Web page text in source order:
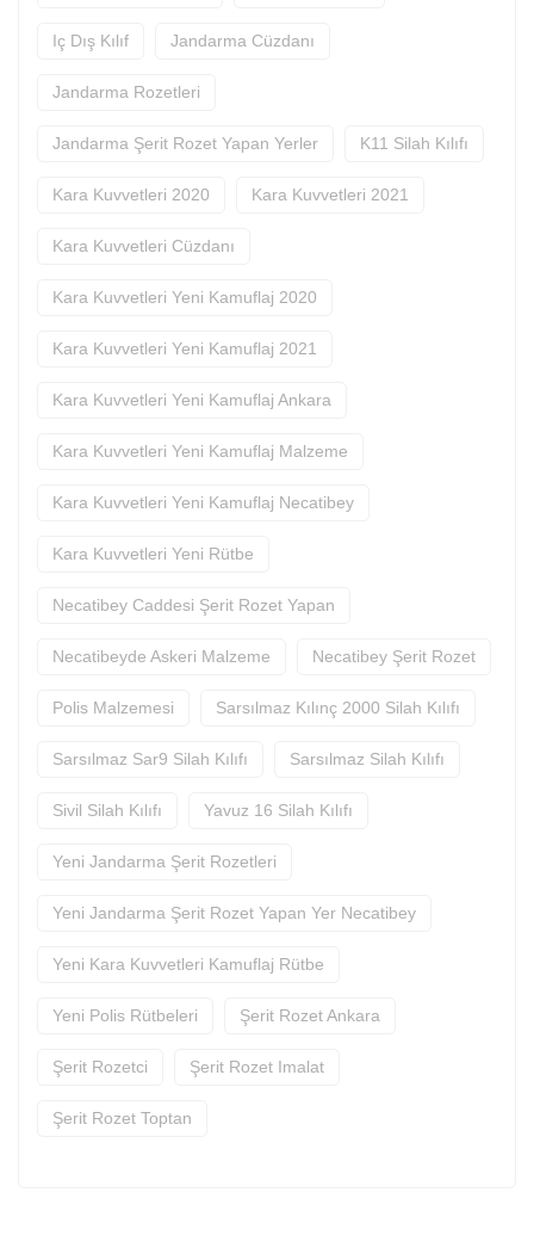
Iç Dış Kılıf Jandarma Cüzdanı
Jandarma Rozetleri
Jandarma Şerit Rozet Yapan Yerler K11 Silah Kılıfı
Kara Kuvvetleri 2020 Kara Kuvvetleri 2021
Kara Kuvvetleri Cüzdanı
Kara Kuvvetleri Yeni Kamuflaj 2020
Kara Kuvvetleri Yeni Kamuflaj 2021
Kara Kuvvetleri Yeni Kamuflaj Ankara
Kara Kuvvetleri Yeni Kamuflaj Malzeme
Kara Kuvvetleri Yeni Kamuflaj Necatibey
Kara Kuvvetleri Yeni Rütbe
Necatibey Caddesi Şerit Rozet Yapan
Necatibeyde Askeri Malzeme Necatibey Şerit Rozet
Polis Malzemesi Sarsılmaz Kılınç 2000 Silah Kılıfı
Sarsılmaz Sar9 Silah Kılıfı Sarsılmaz Silah Kılıfı
Sivil Silah Kılıfı Yavuz 16 Silah Kılıfı
Yeni Jandarma Şerit Rozetleri
Yeni Jandarma Şerit Rozet Yapan Yer Necatibey
Yeni Kara Kuvvetleri Kamuflaj Rütbe
Yeni Polis Rütbeleri Şerit Rozet Ankara
Şerit Rozetci Şerit Rozet Imalat
Şerit Rozet Toptan